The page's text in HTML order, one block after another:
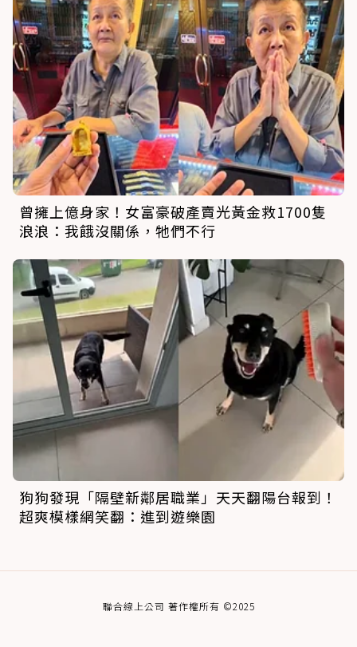
曾擁上億身家！女富豪破產賣光黃金救1700隻
浪浪：我餓沒關係，牠們不行
狗狗發現「隔壁新鄰居職業」天天翻陽台報到！
超爽模樣網笑翻：進到遊樂園
聯合線上公司 著作權所有 ©2025